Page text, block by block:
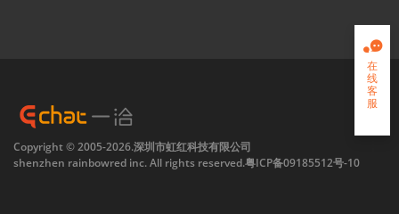

在
线
客
服
Copyright © 2005-2026.深圳市虹红科技有限公司
shenzhen rainbowred inc. All rights reserved.粤ICP备09185512号-10